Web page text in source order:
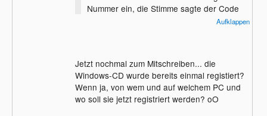
Nummer ein, die Stimme sagte der Code
sei nicht verifiziert. Also wurde ich zum
den Code eingeben, der auf der
Verpackung steht und nochmal anrufen.
Also gab ich den Code ein, doch der ist
"unzul?ssig". Also rief ich nochmal dorthin
Aufklappen
Jetzt nochmal zum Mitschreiben... die
Windows-CD wurde bereits einmal registiert?
Wenn ja, von wem und auf welchem PC und
wo soll sie jetzt registriert werden? oO